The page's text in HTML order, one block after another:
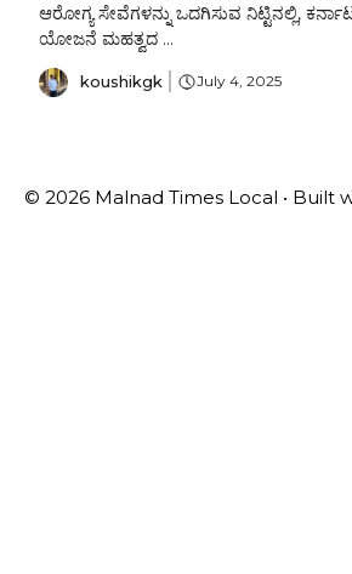
ಆರೋಗ್ಯ ಸೇವೆಗಳನ್ನು ಒದಗಿಸುವ ನಿಟ್ಟಿನಲ್ಲಿ,
ಯೋಜನೆ ಮಹತ್ವದ ...
koushikgk July 4, 2025
© 2026 Malnad Times Local • Built